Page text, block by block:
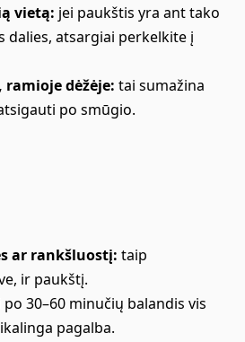
vietą: jei paukštis yra ant tako
dalies, atsargiai perkelkite į
dėžėje: tai sumažina
po smūgio.
ar rankšluostį: taip
ir paukštį.
po 30–60 minučių balandis vis
pagalba.